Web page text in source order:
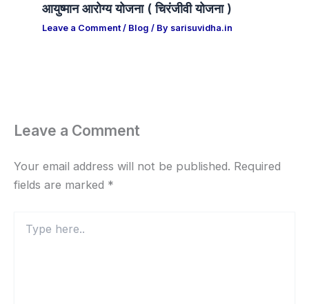
आयुष्मान आरोग्य योजना ( चिरंजीवी योजना )
Leave a Comment / Blog / By sarisuvidha.in
Leave a Comment
Your email address will not be published. Required
fields are marked *
here..